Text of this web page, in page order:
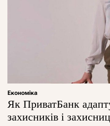
Економіка
Як ПриватБанк
захисників і